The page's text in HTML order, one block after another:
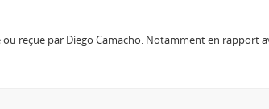
reçue par Diego Camacho. Notamment en rapport